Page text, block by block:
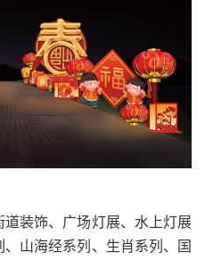
装饰、广场灯展、水上灯展
山海经系列、生肖系列、国